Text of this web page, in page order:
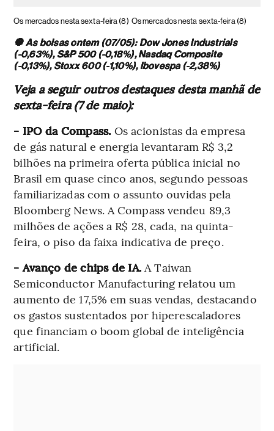
Os mercados nesta sexta-feira (8) Os mercados nesta sexta-feira (8)
🔘 As bolsas ontem (07/05): Dow Jones Industrials
(-0,63%), S&P 500 (-0,18%), Nasdaq Composite
(-0,13%), Stoxx 600 (-1,10%), Ibovespa (-2,38%)
Veja a seguir outros destaques desta manhã de
sexta-feira (7 de maio):
- IPO da Compass. Os acionistas da empresa
de gás natural e energia levantaram R$ 3,2
bilhões na primeira oferta pública inicial no
Brasil em quase cinco anos, segundo pessoas
familiarizadas com o assunto ouvidas pela
Bloomberg News. A Compass vendeu 89,3
milhões de ações a R$ 28, cada, na quinta-
feira, o piso da faixa indicativa de preço.
- Avanço de chips de IA. A Taiwan
Semiconductor Manufacturing relatou um
aumento de 17,5% em suas vendas, destacando
os gastos sustentados por hiperescaladores
que financiam o boom global de inteligência
artificial.